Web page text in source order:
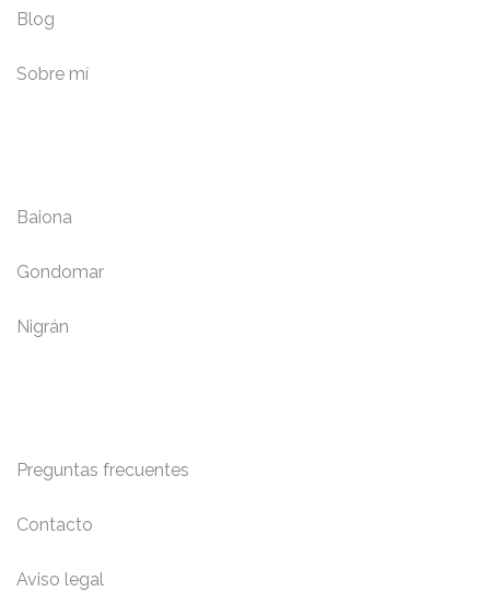
Blog
Sobre mí
Baiona
Gondomar
Nigrán
Preguntas frecuentes
Contacto
Aviso legal